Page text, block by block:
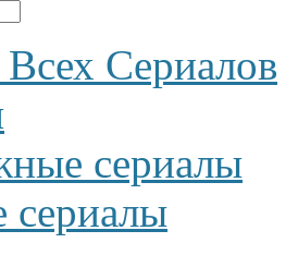
Сериалов
сериалы
сериалы